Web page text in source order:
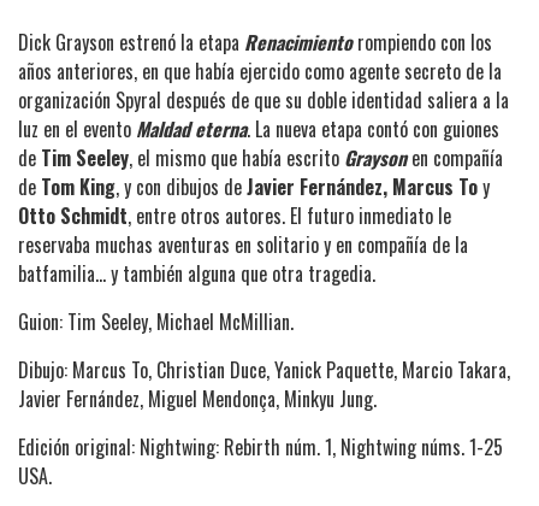
Dick Grayson estrenó la etapa Renacimiento rompiendo con los
años anteriores, en que había ejercido como agente secreto de la
organización Spyral después de que su doble identidad saliera a la
luz en el evento Maldad eterna. La nueva etapa contó con guiones
de Tim Seeley, el mismo que había escrito Graysonen compañía
de Tom King, y con dibujos deJavier Fernández, Marcus Toy
Otto Schmidt, entre otros autores. El futuro inmediato le
reservaba muchas aventuras en solitario y en compañía de la
batfamilia... y también alguna que otra tragedia.
Guion: Tim Seeley, Michael McMillian.
Dibujo: Marcus To, Christian Duce, Yanick Paquette, Marcio Takara,
Javier Fernández, Miguel Mendonça, Minkyu Jung.
Edición original: Nightwing: Rebirth núm. 1, Nightwing núms. 1-25
USA.